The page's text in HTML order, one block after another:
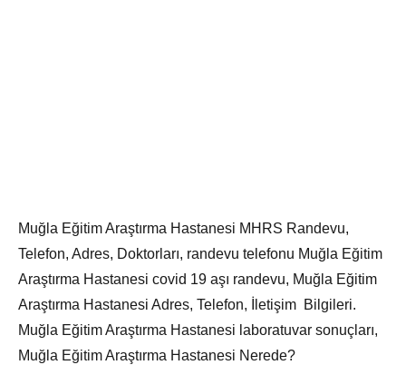
Muğla Eğitim Araştırma Hastanesi MHRS Randevu,
Telefon, Adres, Doktorları, randevu telefonu Muğla Eğitim
Araştırma Hastanesi covid 19 aşı randevu, Muğla Eğitim
Araştırma Hastanesi Adres, Telefon, İletişim Bilgileri.
Muğla Eğitim Araştırma Hastanesi laboratuvar sonuçları,
Muğla Eğitim Araştırma Hastanesi Nerede?